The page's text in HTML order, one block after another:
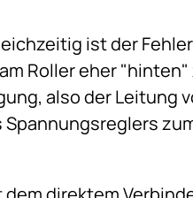
ist der
Roller eher
also der